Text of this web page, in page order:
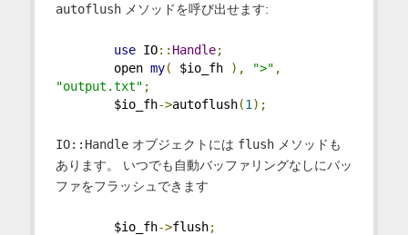
autoflushメソッドを呼び出せます:
use IO:: Handle;
open my( $io_fh ), ">" ,
"output.txt" ;
$io_fh->autoflush(1 );
IO::Handleオブジェクトには flushメソッドも
あります。 いつでも自動バッファリングなしにバッ
ファをフラッシュできます
$io_fh->flush;